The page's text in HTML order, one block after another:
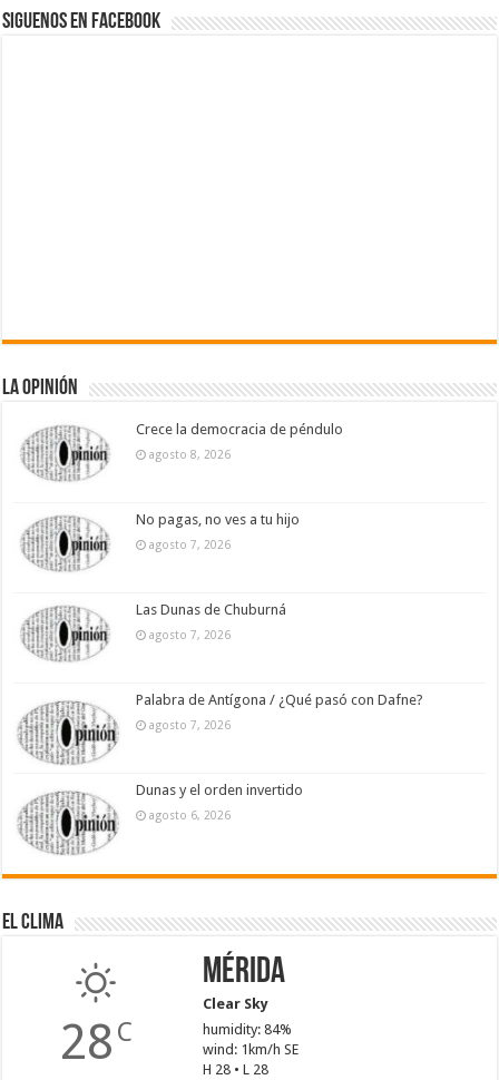
Siguenos en Facebook
La Opinión
Crece la democracia de péndulo
agosto 8, 2026
No pagas, no ves a tu hijo
agosto 7, 2026
Las Dunas de Chuburná
agosto 7, 2026
Palabra de Antígona / ¿Qué pasó con Dafne?
agosto 7, 2026
Dunas y el orden invertido
agosto 6, 2026
El Clima
28 C
Mérida
Clear Sky
humidity: 84%
wind: 1km/h SE
H 28 • L 28